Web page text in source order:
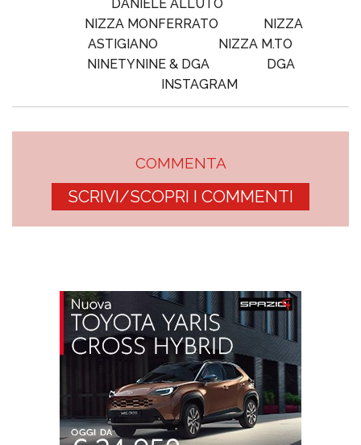
DANIELE ALLUTO
NIZZA MONFERRATO
NIZZA
ASTIGIANO
NIZZA M.TO
NINETYNINE & DGA
DGA
INSTAGRAM
COMMENTA
SCRIVI/SCOPRI I COMMENTI